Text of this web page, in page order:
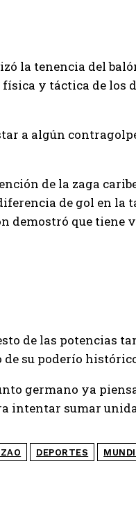
la tenencia del
y táctica de
a algún
de la zaga
de gol en la
demostró que tiene
de las potencias
su poderío
germano ya
intentar sumar
DEPORTES